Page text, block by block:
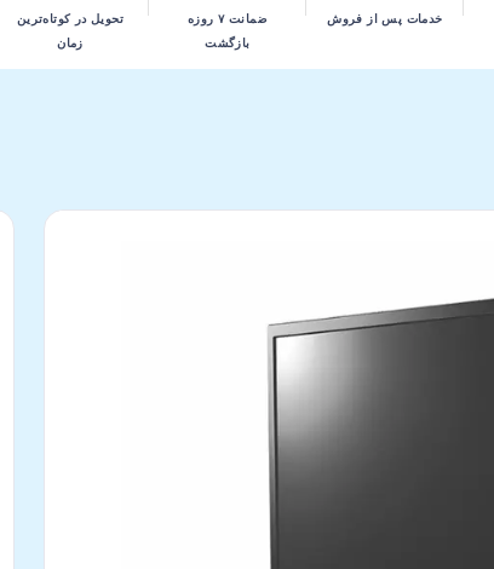
خدمات پس از فروش
ضمانت ۷ روزه
بازگشت
تحویل در کوتاه‌ترین
زمان